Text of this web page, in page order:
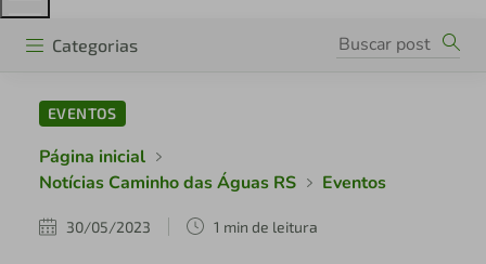
Categorias
EVENTOS
Página inicial
Notícias Caminho das Águas RS
Eventos
30/05/2023 1 min de leitura